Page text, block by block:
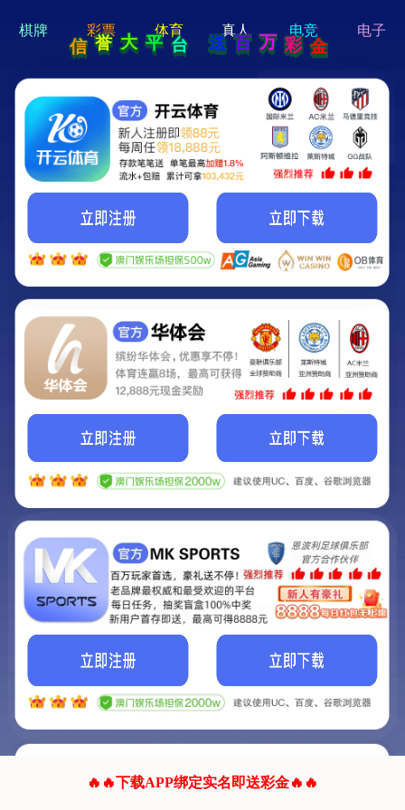
hi 💗
Hey Guys!
我们即将上线啦...
我们的网站正在建设.
它将是非常棒的网站.
联系我们!